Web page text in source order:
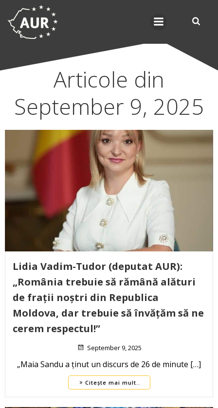
Articole din
September 9, 2025
Lidia Vadim-Tudor (deputat AUR):
„România trebuie să rămână alături
de frații noștri din Republica
Moldova, dar trebuie să învățăm să ne
cerem respectul!”
September 9, 2025
„Maia Sandu a ținut un discurs de 26 de minute […]
Citește mai mult..